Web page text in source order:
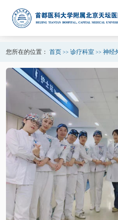
您所在的位置： 首页 >> 诊疗科室>> 神经